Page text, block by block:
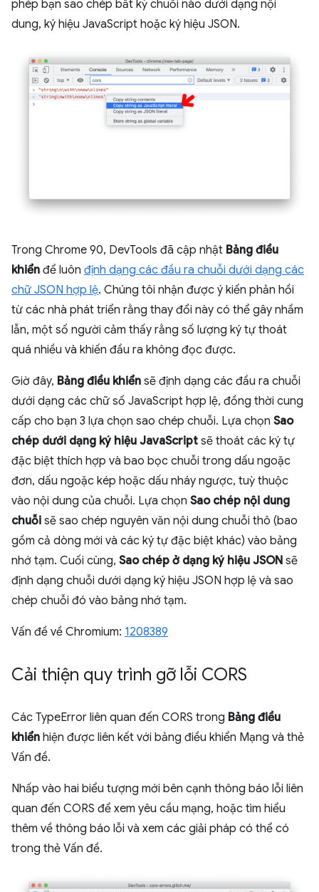
phép bạn sao chép bất kỳ chuỗi nào dưới dạng nội
dung, ký hiệu JavaScript hoặc ký hiệu JSON.
Trong Chrome 90, DevTools đã cập nhật Bảng điều
khiển để luôn định dạng các đầu ra chuỗi dưới dạng các
chữ JSON hợp lệ. Chúng tôi nhận được ý kiến phản hồi
từ các nhà phát triển rằng thay đổi này có thể gây nhầm
lẫn, một số người cảm thấy rằng số lượng ký tự thoát
quá nhiều và khiến đầu ra không đọc được.
Giờ đây, Bảng điều khiển sẽ định dạng các đầu ra chuỗi
dưới dạng các chữ số JavaScript hợp lệ, đồng thời cung
cấp cho bạn 3 lựa chọn sao chép chuỗi. Lựa chọn Sao
chép dưới dạng ký hiệu JavaScript sẽ thoát các ký tự
đặc biệt thích hợp và bao bọc chuỗi trong dấu ngoặc
đơn, dấu ngoặc kép hoặc dấu nháy ngược, tuỳ thuộc
vào nội dung của chuỗi. Lựa chọn Sao chép nội dung
chuỗi sẽ sao chép nguyên văn nội dung chuỗi thô (bao
gồm cả dòng mới và các ký tự đặc biệt khác) vào bảng
nhớ tạm. Cuối cùng, Sao chép ở dạng ký hiệu JSON sẽ
định dạng chuỗi dưới dạng ký hiệu JSON hợp lệ và sao
chép chuỗi đó vào bảng nhớ tạm.
Vấn đề về Chromium: 1208389
Cải thiện quy trình gỡ lỗi CORS
Các TypeError liên quan đến CORS trong Bảng điều
khiển hiện được liên kết với bảng điều khiển Mạng và thẻ
Vấn đề.
Nhấp vào hai biểu tượng mới bên cạnh thông báo lỗi liên
quan đến CORS để xem yêu cầu mạng, hoặc tìm hiểu
thêm về thông báo lỗi và xem các giải pháp có thể có
trong thẻ Vấn đề.